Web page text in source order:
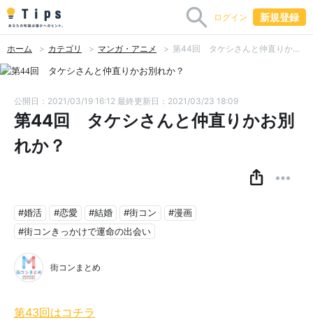
ログイン 新規登録
ホーム カテゴリ マンガ・アニメ 第44回 タケシさんと仲直りかお別れか？
公開日：2021/03/19 16:12 最終更新日：2021/03/23 18:09
第44回 タケシさんと仲直りかお別
れか？
#婚活 #恋愛 #結婚 #街コン
#漫画
#街コンきっかけで運命の出会い
街コンまとめ
第43回はコチラ